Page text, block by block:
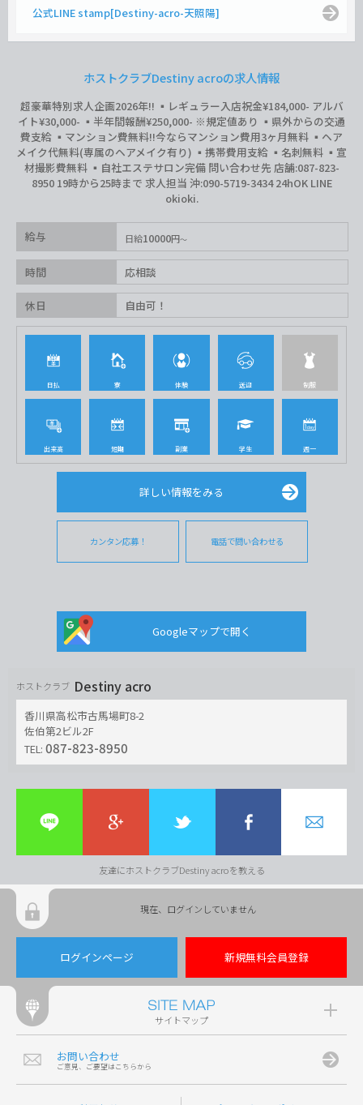
公式LINE stamp[Destiny-acro-天照陽]
ホストクラブDestiny acroの求人情報
超豪華特別求人企画2026年‼︎ ▪️レギュラー入店祝金¥184,000- アルバ
イト¥30,000- ▪️半年間報酬¥250,000- ※規定値あり ▪️県外からの交通
費支給 ▪️マンション費無料‼︎今ならマンション費用3ヶ月無料 ▪️ヘア
メイク代無料(専属のヘアメイク有り) ▪️携帯費用支給 ▪️名刺無料 ▪️宣
材撮影費無料 ▪️自社エステサロン完備 問い合わせ先 店舗:087-823-
8950 19時から25時まで 求人担当 沖:090-5719-3434 24hOK LINE
okioki.
給与 日給10000円
時間 応相談
休日 自由可！
日払 寮 体験 送迎 制服
出来高 短期 副業 学生 週一
詳しい情報をみる
カンタン応募！ 電話で問い合わせる
Googleマップで開く
ホストクラブ Destiny acro
香川県高松市古馬場町8-2
佐伯第2ビル2F
TEL: 087-823-8950
友達にホストクラブDestiny acroを教える
現在、ログインしていません
ログインページ 新規無料会員登録
サイトマップ
お問い合わせ
ご意見、ご要望はこちらから